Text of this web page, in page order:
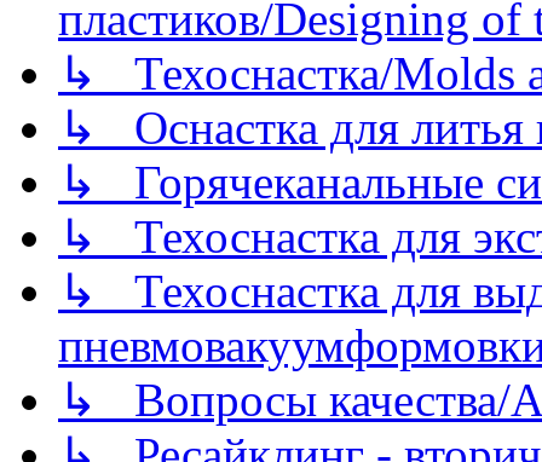
пластиков/Designing of
↳ Техоснастка/Molds
↳ Оснастка для литья
↳ Горячеканальные
↳ Техоснастка для
↳ Техоснастка для
↳ Вопросы качества/